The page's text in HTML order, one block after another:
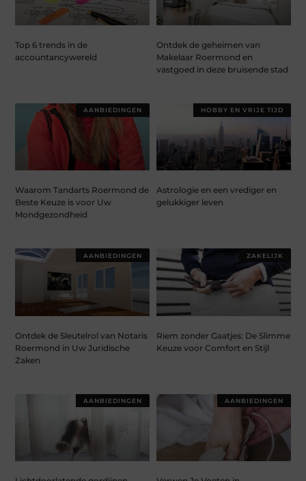
Top 6 trends in de
accountancywereld
Ontdek de geheimen van
Makelaar Roermond en
vastgoed in deze bruisende stad
AANBIEDINGEN
Waarom Tandarts Roermond de
Beste Keuze is voor Uw
Mondgezondheid
HOBBY EN VRIJE TIJD
Astrologie en een vrediger en
gelukkiger leven
AANBIEDINGEN
Ontdek de Sleutelrol van Notaris
Roermond in Uw Juridische
Zaken
ZAKELIJK
Riem zonder Gaatjes: De Slimme
Keuze voor Comfort en Stijl
AANBIEDINGEN AANBIEDINGEN